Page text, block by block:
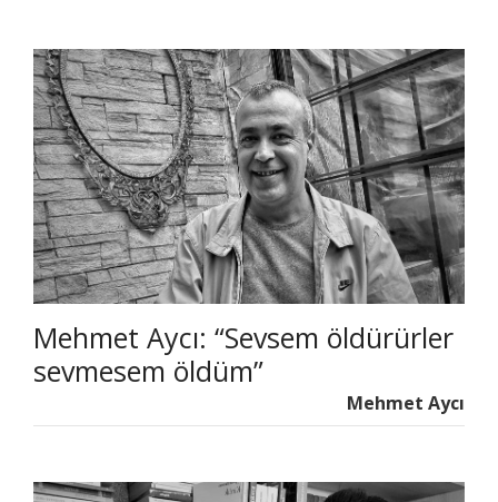
Mehmet Aycı: “Sevsem öldürürler
sevmesem öldüm”
Mehmet Aycı